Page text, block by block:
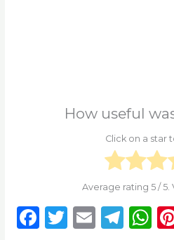
How useful
Click on a star
Average rating 5 / 5.
F T E T